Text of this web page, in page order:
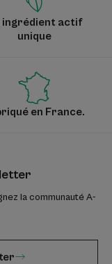
ingrédient actif
unique
en France.
la communauté A-